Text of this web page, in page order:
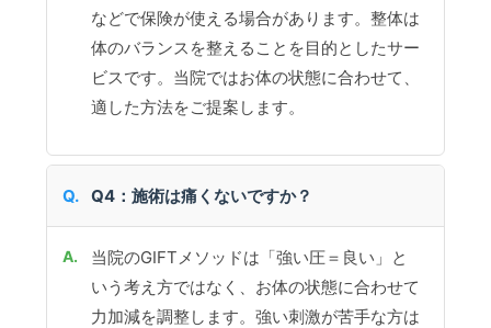
などで保険が使える場合があります。整体は
体のバランスを整えることを目的としたサー
ビスです。当院ではお体の状態に合わせて、
適した方法をご提案します。
Q4：施術は痛くないですか？
当院のGIFTメソッドは「強い圧＝良い」と
いう考え方ではなく、お体の状態に合わせて
力加減を調整します。強い刺激が苦手な方は